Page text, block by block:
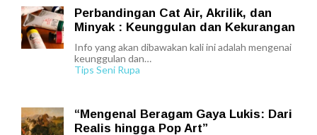
Perbandingan Cat Air, Akrilik, dan
Minyak : Keunggulan dan Kekurangan
Info yang akan dibawakan kali ini adalah mengenai
keunggulan dan…
Tips Seni Rupa
“Mengenal Beragam Gaya Lukis: Dari
Realis hingga Pop Art”